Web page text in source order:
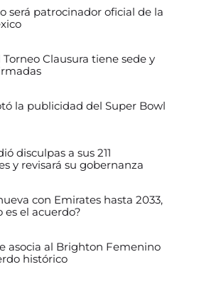
será patrocinador oficial de la
Clausura tiene sede y
la publicidad del Super Bowl
disculpas a sus 211
y revisará su gobernanza
con Emirates hasta 2033,
es el acuerdo?
asocia al Brighton Femenino
histórico